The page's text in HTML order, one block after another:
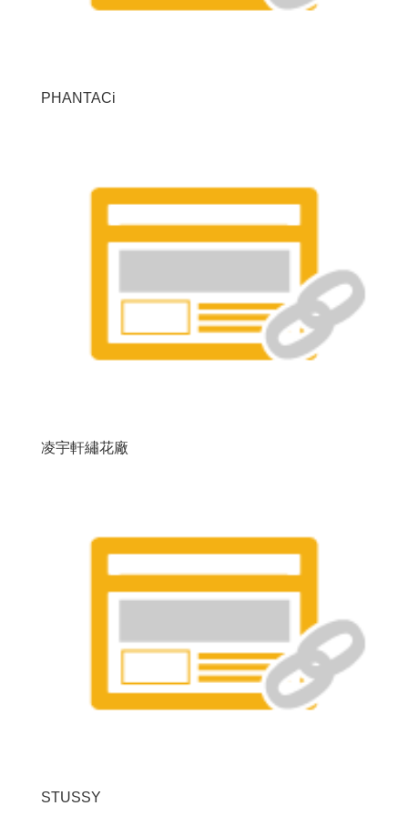
PHANTACi
凌宇軒繡花廠
STUSSY